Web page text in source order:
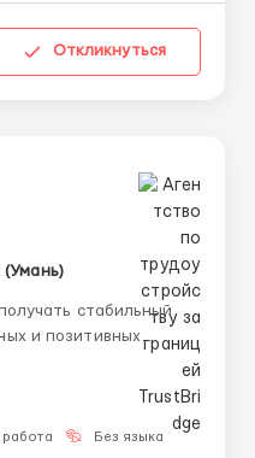
Откликнуться
(Умань)
стабильный
и позитивных
Без языка